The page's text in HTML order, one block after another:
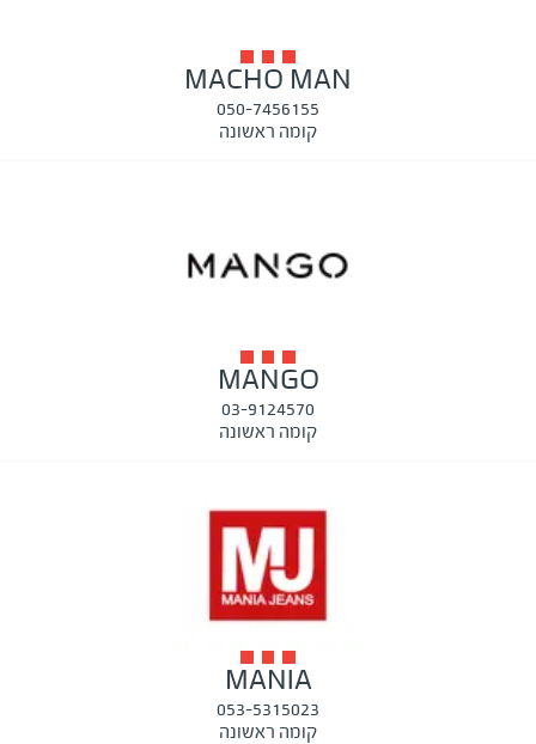
MACHO MAN
050-7456155
קומה ראשונה
MANGO
03-9124570
קומה ראשונה
MANIA
053-5315023
קומה ראשונה